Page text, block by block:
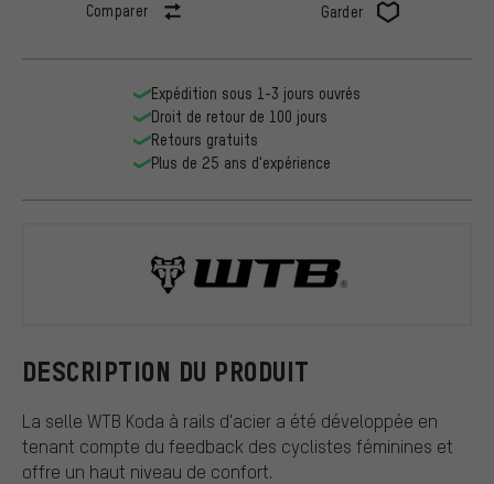
Comparer Garder
DESCRIPTION DU PRODUIT
La selle WTB Koda à rails d'acier a été développée en
tenant compte du feedback des cyclistes féminines et
offre un haut niveau de confort.
Expédition sous 1-3 jours ouvrés
Droit de retour de 100 jours
Retours gratuits
Plus de 25 ans d'expérience
WTB